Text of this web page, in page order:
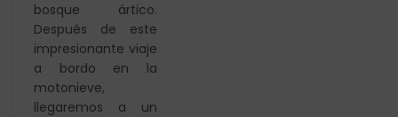
bosque ártico.
Después de este
impresionante viaje
a bordo en la
motonieve,
llegaremos a un